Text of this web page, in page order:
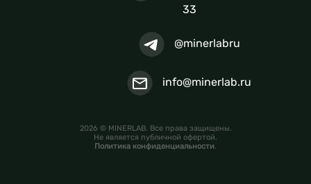
33
@minerlabru
info@minerlab.ru
2026 © MINERLAB. Все права защищены.
Не является публичной офертой.
Политика конфиденциальности.